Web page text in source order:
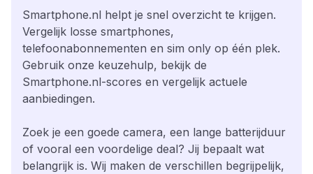
Smartphone.nl helpt je snel overzicht te krijgen.
Vergelijk losse smartphones,
telefoonabonnementen en sim only op één plek.
Gebruik onze keuzehulp, bekijk de
Smartphone.nl-scores en vergelijk actuele
aanbiedingen.
Zoek je een goede camera, een lange batterijduur
of vooral een voordelige deal? Jij bepaalt wat
belangrijk is. Wij maken de verschillen begrijpelijk,